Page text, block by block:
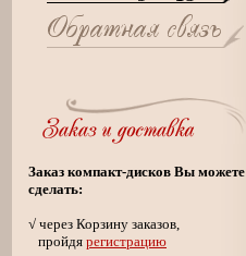
Заказ компакт-дисков Вы можете
сделать:
√ через Корзину заказов,
пройдя регистрацию